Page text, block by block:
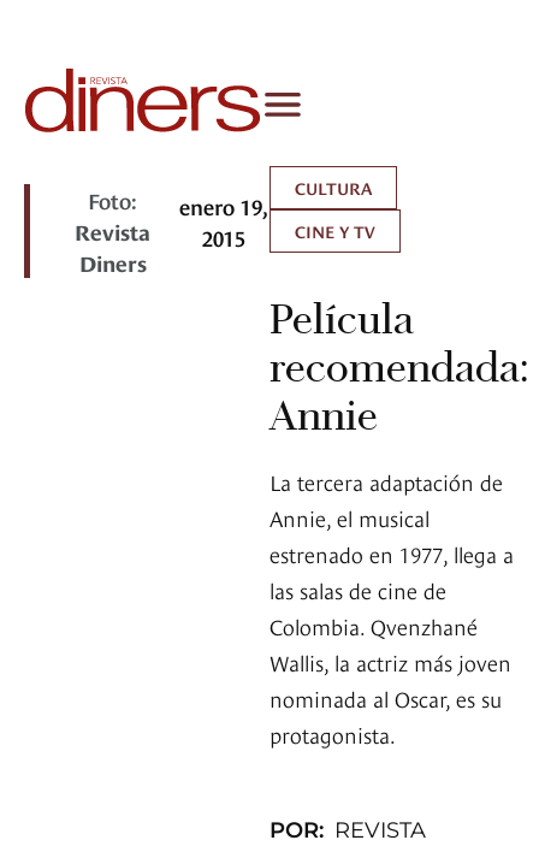
Foto:
Revista
Diners
enero 19,
2015
CULTURA
CINE Y TV
Película
recomendada:
Annie
La tercera adaptación de
Annie, el musical
estrenado en 1977, llega a
las salas de cine de
Colombia. Qvenzhané
Wallis, la actriz más joven
nominada al Oscar, es su
protagonista.
POR: REVISTA